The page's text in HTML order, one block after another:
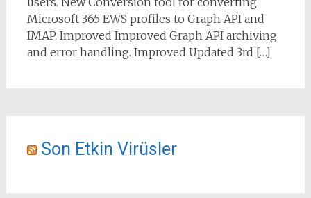
Microsoft 365 EWS profiles to Graph API and
IMAP. Improved Improved Graph API archiving
and error handling. Improved Updated 3rd […]
Son Etkin Virüsler